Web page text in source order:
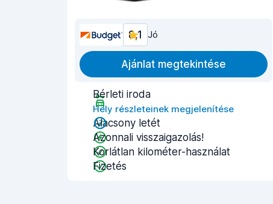
8,1 Jó
Ajánlat megtekintése
Bérleti iroda
Hely részleteinek megjelenítése
Alacsony letét
Azonnali visszaigazolás!
Korlátlan kilométer-használat
Fizetés